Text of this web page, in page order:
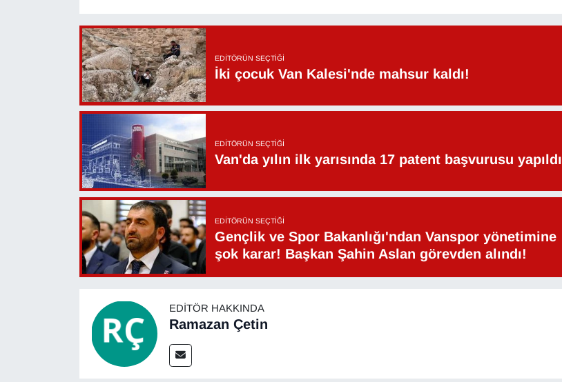
EDITÖRÜN SEÇTIĞI
İki çocuk Van Kalesi'nde mahsur kaldı!
EDITÖRÜN SEÇTIĞI
Van'da yılın ilk yarısında 17 patent başvurusu yapıldı
EDITÖRÜN SEÇTIĞI
Gençlik ve Spor Bakanlığı'ndan Vanspor yönetimine
şok karar! Başkan Şahin Aslan görevden alındı!
EDITÖR HAKKINDA
Ramazan Çetin